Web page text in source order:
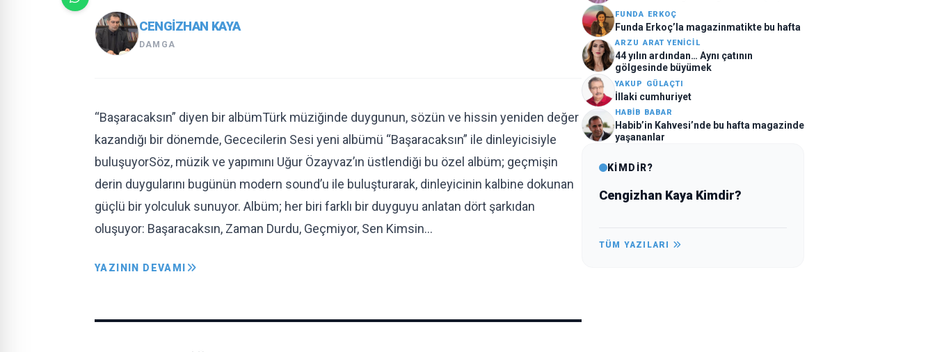
CENGIZHAN KAYA
DAMGA
“Başaracaksın” diyen bir albümTürk müziğinde duygunun, sözün ve hissin yeniden değer
kazandığı bir dönemde, Gececilerin Sesi yeni albümü “Başaracaksın” ile dinleyicisiyle
buluşuyorSöz, müzik ve yapımını Uğur Özayvaz’ın üstlendiği bu özel albüm; geçmişin
derin duygularını bugünün modern sound’u ile buluşturarak, dinleyicinin kalbine dokunan
güçlü bir yolculuk sunuyor. Albüm; her biri farklı bir duyguyu anlatan dört şarkıdan
oluşuyor: Başaracaksın, Zaman Durdu, Geçmiyor, Sen Kimsin…
YAZININ DEVAMI
FUNDA ERKOÇ
Funda Erkoç’la magazinmatikte bu hafta
ARZU ARAT YENICIL
44 yılın ardından… Aynı çatının
gölgesinde büyümek
YAKUP GÜLAÇTI
İllaki cumhuriyet
HABIB BABAR
Habib’in Kahvesi’nde bu hafta magazinde
yaşananlar
KİMDİR?
Cengizhan Kaya Kimdir?
TÜM YAZILARI